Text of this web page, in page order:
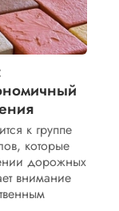
к группе
которые
дорожных
внимание